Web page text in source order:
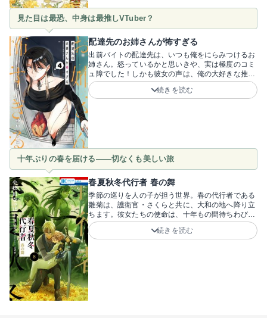
たヘイリンと不器用な公爵の間に芽生える、じれっ
たくも温かい絆が尊い！2人が本当の家族になって
いく幸せな逆転劇に加え、周囲の陰謀が絡むサスペ
ンス要素も見どころです！原作はFlow先生、漫画は
HASH先生。絶望の淵から這い上がり、公爵家の娘
として幸せを掴み取る愛らしいヘイリンの成長を、
ぜひ一緒に見守って！
見た目は最恐、中身は最推しVTuber？
配達先のお姉さんが怖すぎる
出前バイトの配達先は、いつも俺をにらみつけるお
姉さん。怒っているかと思いきや、実は極度のコミ
ュ障でした！しかも彼女の声は、俺の大好きな推し
VTuberとそっくりで……？見た目と中身のギャッ
プが炸裂するラブコメ開幕です！「ミジンコでごめ
抱えながらも一生懸命な彼女と、力になりたいと寄
り添う配達員の青年。不器用な2人のやり取りが尊
い作品です！作者は頼間リヨ先生。不器用な2人が
織りなす、尊さ満点の青春ラブコメディ！読めばき
っと、お姉さんを応援したくなるはず！
続きを読む
十年ぶりの春を届ける――切なくも美しい旅
春夏秋冬代行者 春の舞
季節の巡りを人の子が担う世界。春の代行者である
雛菊は、護衛官・さくらと共に、大和の地へ降り立
ちます。彼女たちの使命は、十年もの間待ちわびら
れた「春」を世に顕現させること。しかしその旅路
には……？季節を人が担うという壮大で神秘的な世
続きを読む